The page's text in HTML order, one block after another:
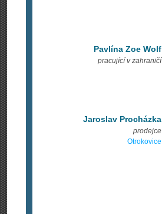
Pavlína Zoe Wolf
pracující v zahraničí
Jaroslav Procházka
prodejce
Otrokovice